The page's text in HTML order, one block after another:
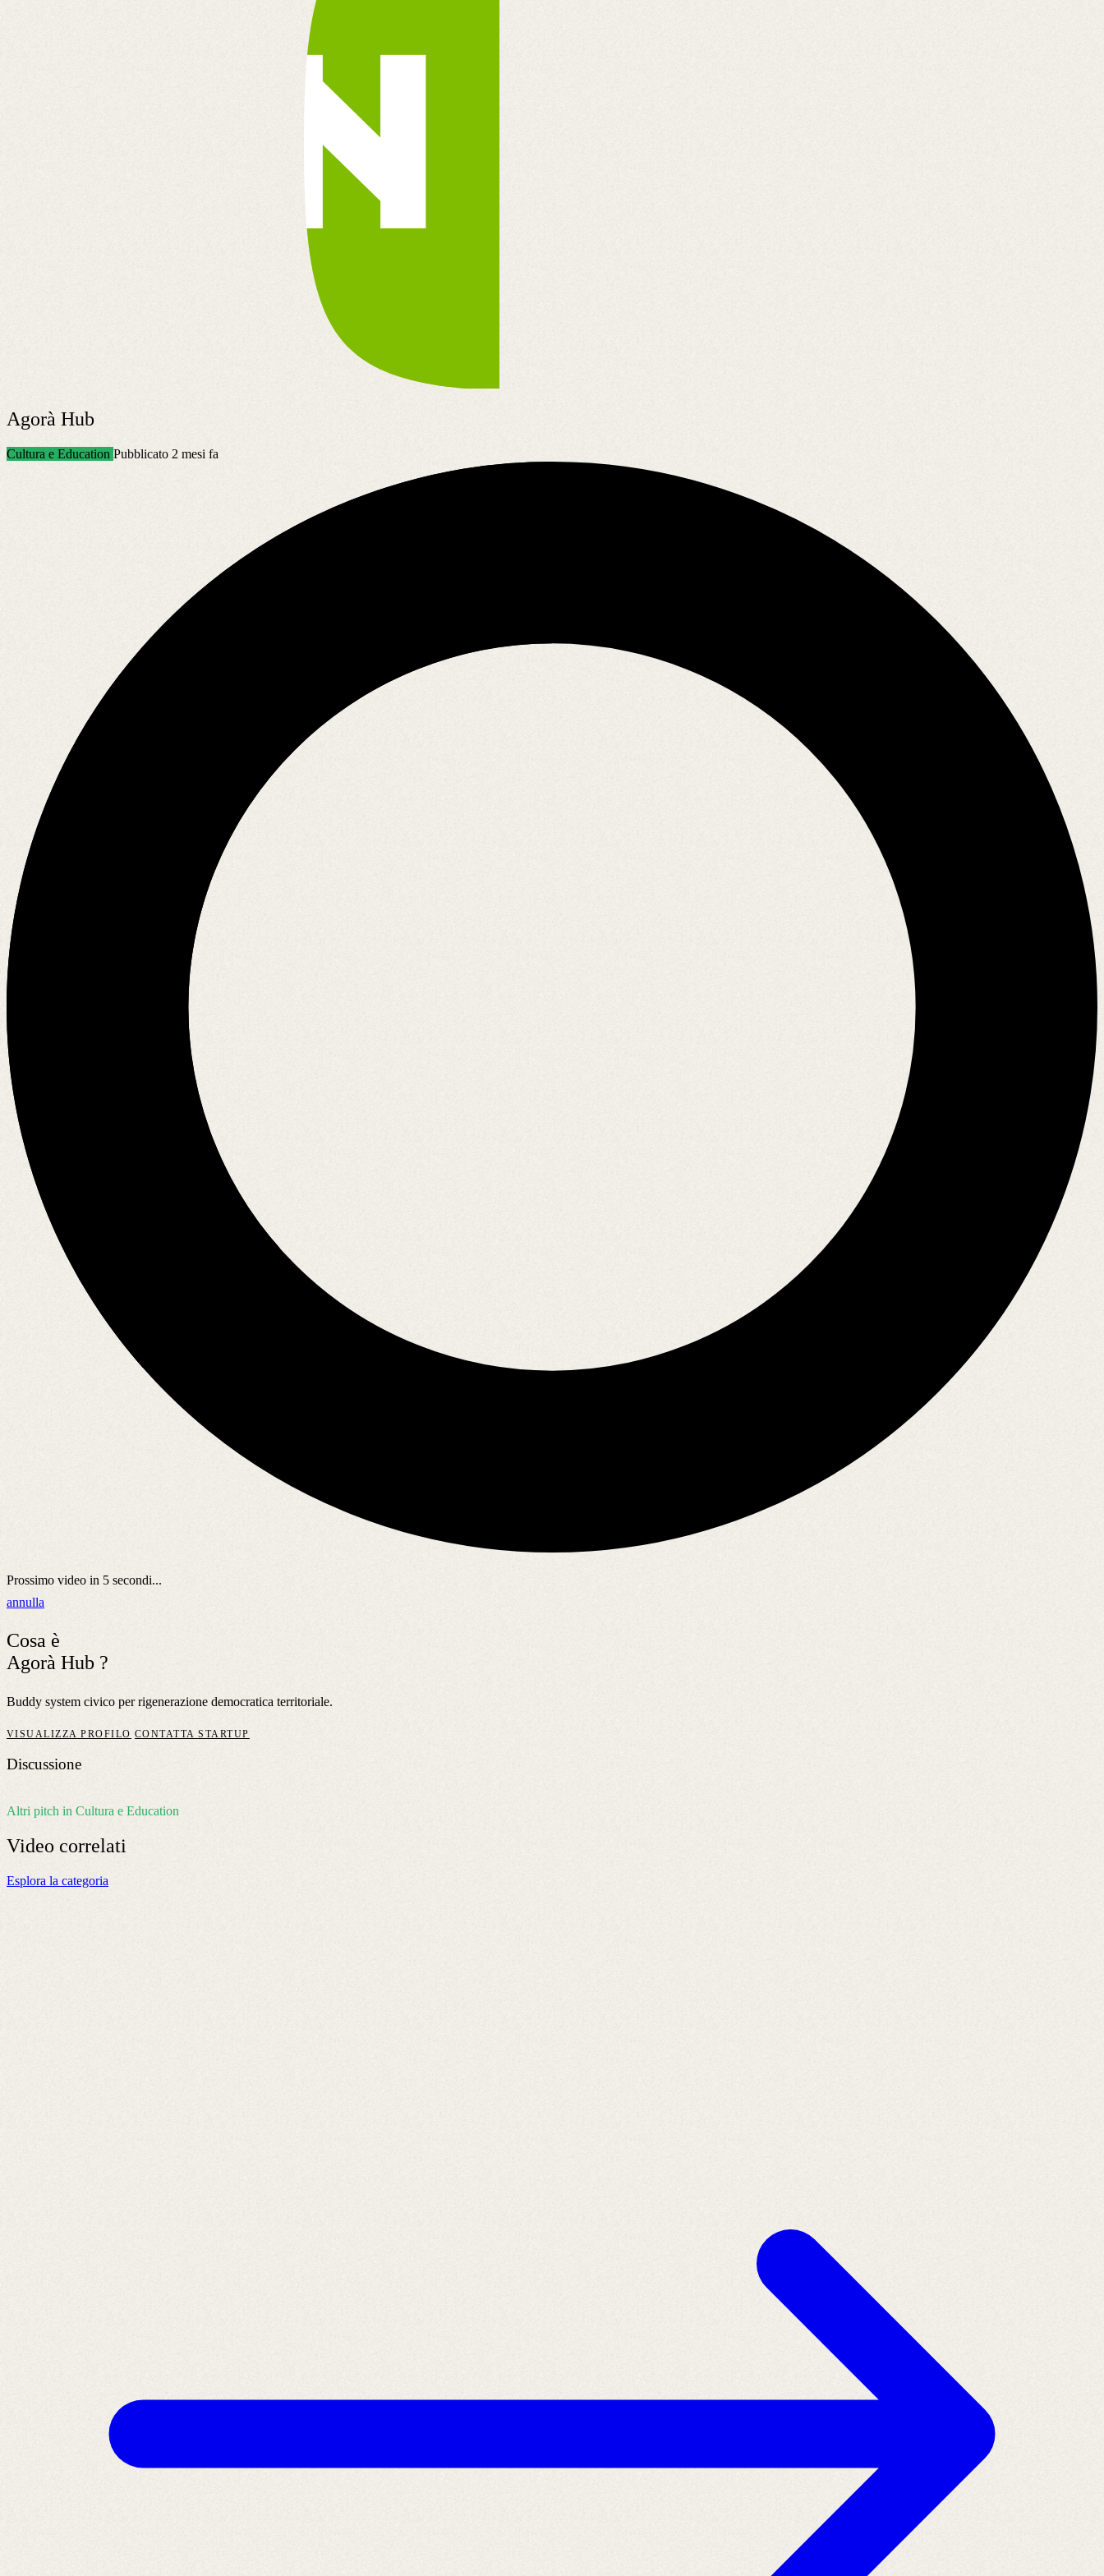
Agorà Hub
Cultura e Education Pubblicato 2 mesi fa
Prossimo video in 5 secondi...
annulla
Cosa è
Agorà Hub ?
Buddy system civico per rigenerazione democratica territoriale.
VISUALIZZA PROFILO CONTATTA STARTUP
Discussione
Altri pitch in Cultura e Education
Video correlati
Esplora la categoria